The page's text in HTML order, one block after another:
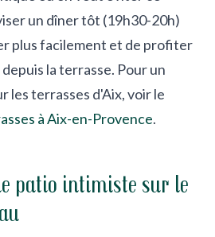
un dîner tôt (19h30-20h)
plus facilement et de profiter
la terrasse. Pour un
les terrasses d'Aix, voir le
à Aix-en-Provence.
patio intimiste sur le